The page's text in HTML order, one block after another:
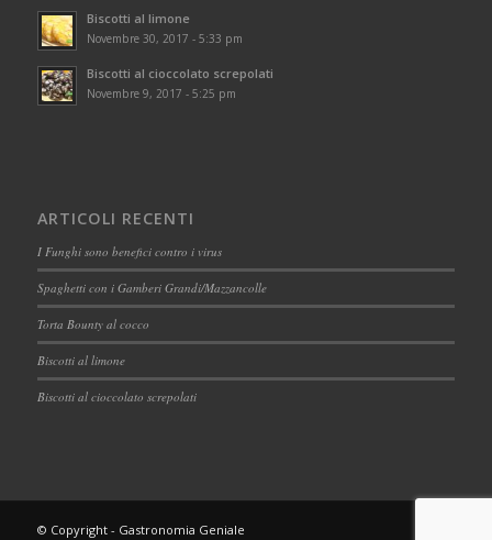
Biscotti al limone
Novembre 30, 2017 - 5:33 pm
Biscotti al cioccolato screpolati
Novembre 9, 2017 - 5:25 pm
ARTICOLI RECENTI
I Funghi sono benefici contro i virus
Spaghetti con i Gamberi Grandi/Mazzancolle
Torta Bounty al cocco
Biscotti al limone
Biscotti al cioccolato screpolati
© Copyright - Gastronomia Geniale